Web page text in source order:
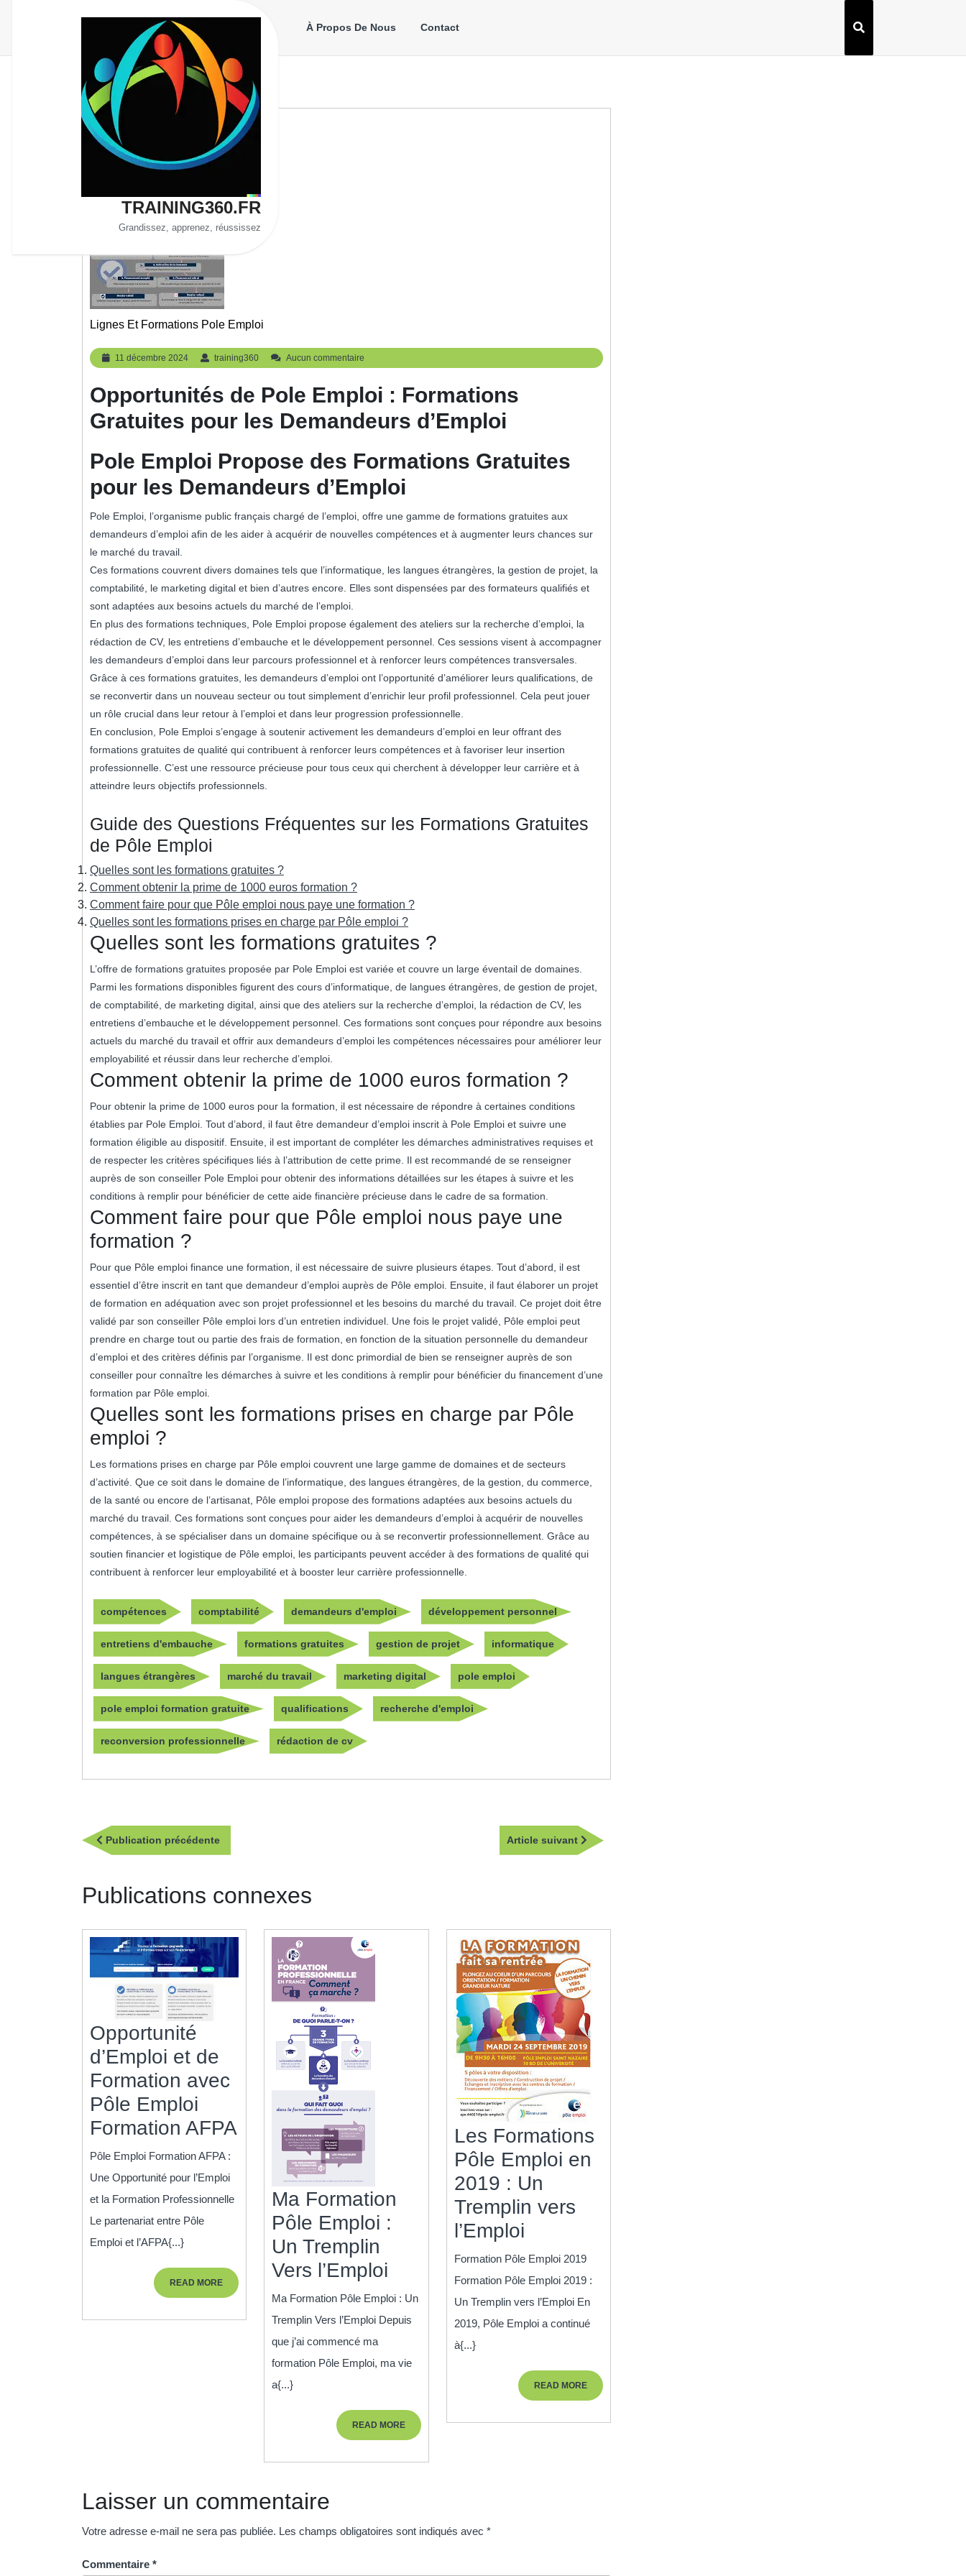
TRAINING360.FR
Grandissez, apprenez, réussissez
À Propos De Nous Contact
Lignes Et Formations Pole Emploi
11 décembre 2024
11
décembre
training360 training360
Aucun commentaire
Opportunités de Pole Emploi : Formations
Gratuites pour les Demandeurs d’Emploi
Pole Emploi Propose des Formations Gratuites
pour les Demandeurs d’Emploi
Pole Emploi, l’organisme public français chargé de l’emploi, offre une gamme de formations gratuites aux
demandeurs d’emploi afin de les aider à acquérir de nouvelles compétences et à augmenter leurs chances sur
le marché du travail.
Ces formations couvrent divers domaines tels que l’informatique, les langues étrangères, la gestion de projet, la
comptabilité, le marketing digital et bien d’autres encore. Elles sont dispensées par des formateurs qualifiés et
sont adaptées aux besoins actuels du marché de l’emploi.
En plus des formations techniques, Pole Emploi propose également des ateliers sur la recherche d’emploi, la
rédaction de CV, les entretiens d’embauche et le développement personnel. Ces sessions visent à accompagner
les demandeurs d’emploi dans leur parcours professionnel et à renforcer leurs compétences transversales.
Grâce à ces formations gratuites, les demandeurs d’emploi ont l’opportunité d’améliorer leurs qualifications, de
se reconvertir dans un nouveau secteur ou tout simplement d’enrichir leur profil professionnel. Cela peut jouer
un rôle crucial dans leur retour à l’emploi et dans leur progression professionnelle.
En conclusion, Pole Emploi s’engage à soutenir activement les demandeurs d’emploi en leur offrant des
formations gratuites de qualité qui contribuent à renforcer leurs compétences et à favoriser leur insertion
professionnelle. C’est une ressource précieuse pour tous ceux qui cherchent à développer leur carrière et à
atteindre leurs objectifs professionnels.
Guide des Questions Fréquentes sur les Formations Gratuites
de Pôle Emploi
Quelles sont les formations gratuites ?
Comment obtenir la prime de 1000 euros formation ?
Comment faire pour que Pôle emploi nous paye une formation ?
Quelles sont les formations prises en charge par Pôle emploi ?
Quelles sont les formations gratuites ?
L’offre de formations gratuites proposée par Pole Emploi est variée et couvre un large éventail de domaines.
Parmi les formations disponibles figurent des cours d’informatique, de langues étrangères, de gestion de projet,
de comptabilité, de marketing digital, ainsi que des ateliers sur la recherche d’emploi, la rédaction de CV, les
entretiens d’embauche et le développement personnel. Ces formations sont conçues pour répondre aux besoins
actuels du marché du travail et offrir aux demandeurs d’emploi les compétences nécessaires pour améliorer leur
employabilité et réussir dans leur recherche d’emploi.
Comment obtenir la prime de 1000 euros formation ?
Pour obtenir la prime de 1000 euros pour la formation, il est nécessaire de répondre à certaines conditions
établies par Pole Emploi. Tout d’abord, il faut être demandeur d’emploi inscrit à Pole Emploi et suivre une
formation éligible au dispositif. Ensuite, il est important de compléter les démarches administratives requises et
de respecter les critères spécifiques liés à l’attribution de cette prime. Il est recommandé de se renseigner
auprès de son conseiller Pole Emploi pour obtenir des informations détaillées sur les étapes à suivre et les
conditions à remplir pour bénéficier de cette aide financière précieuse dans le cadre de sa formation.
Comment faire pour que Pôle emploi nous paye une
formation ?
Pour que Pôle emploi finance une formation, il est nécessaire de suivre plusieurs étapes. Tout d’abord, il est
essentiel d’être inscrit en tant que demandeur d’emploi auprès de Pôle emploi. Ensuite, il faut élaborer un projet
de formation en adéquation avec son projet professionnel et les besoins du marché du travail. Ce projet doit être
validé par son conseiller Pôle emploi lors d’un entretien individuel. Une fois le projet validé, Pôle emploi peut
prendre en charge tout ou partie des frais de formation, en fonction de la situation personnelle du demandeur
d’emploi et des critères définis par l’organisme. Il est donc primordial de bien se renseigner auprès de son
conseiller pour connaître les démarches à suivre et les conditions à remplir pour bénéficier du financement d’une
formation par Pôle emploi.
Quelles sont les formations prises en charge par Pôle
emploi ?
Les formations prises en charge par Pôle emploi couvrent une large gamme de domaines et de secteurs
d’activité. Que ce soit dans le domaine de l’informatique, des langues étrangères, de la gestion, du commerce,
de la santé ou encore de l’artisanat, Pôle emploi propose des formations adaptées aux besoins actuels du
marché du travail. Ces formations sont conçues pour aider les demandeurs d’emploi à acquérir de nouvelles
compétences, à se spécialiser dans un domaine spécifique ou à se reconvertir professionnellement. Grâce au
soutien financier et logistique de Pôle emploi, les participants peuvent accéder à des formations de qualité qui
contribuent à renforcer leur employabilité et à booster leur carrière professionnelle.
compétences comptabilité demandeurs d'emploi développement personnel
entretiens d'embauche formations gratuites gestion de projet informatique
langues étrangères marché du travail marketing digital pole emploi
pole emploi formation gratuite qualifications recherche d'emploi
reconversion professionnelle rédaction de cv
Navigation
de
l’article
Publication précédentePublication
précédente
Article suivant
Article
Publications connexes
Opportunité
d’Emploi et de
Formation avec
Pôle Emploi
Formation AFPA Opportunité
d’Emploi
Formation
avec
Pôle
Emploi
Formation
AFPA
Pôle Emploi Formation AFPA :
Une Opportunité pour l’Emploi
et la Formation Professionnelle
Le partenariat entre Pôle
Emploi et l’AFPA{...}
READ MOREREAD
MORE
Ma Formation
Pôle Emploi :
Un Tremplin
Vers l’Emploi
Formation
Pôle
:
Tremplin
Vers
l’Emploi
Ma Formation Pôle Emploi : Un
Tremplin Vers l’Emploi Depuis
que j’ai commencé ma
formation Pôle Emploi, ma vie
a{...}
READ MOREREAD
MORE
Les Formations
Pôle Emploi en
2019 : Un
Tremplin vers
l’EmploiLes
Formations
Pôle
Emploi
en
:
Un
Tremplin
Formation Pôle Emploi 2019
Formation Pôle Emploi 2019 :
Un Tremplin vers l’Emploi En
2019, Pôle Emploi a continué
à{...}
READ MOREREAD
MORE
Laisser un commentaire
Votre adresse e-mail ne sera pas publiée. Les champs obligatoires sont indiqués avec *
Commentaire *